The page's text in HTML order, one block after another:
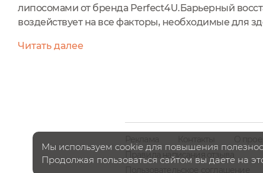
липосомами от бренда Perfect4U.Барьерный
воздействует на все факторы, необходимые для
трансэпидермальной потере влаги, питает кожу
Читать далее
Правила написания отзыва
Мы используем cookie для повышения
Продолжая пользоваться сайтом вы даете на